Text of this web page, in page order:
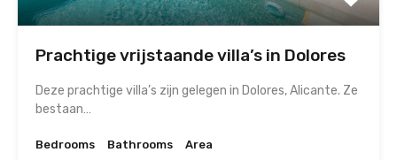
Prachtige vrijstaande villa’s in Dolores
Deze prachtige villa’s zijn gelegen in Dolores, Alicante. Ze
bestaan…
Bedrooms
Bathrooms
Area